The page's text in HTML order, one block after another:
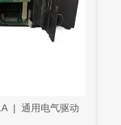
| 通用电气驱动